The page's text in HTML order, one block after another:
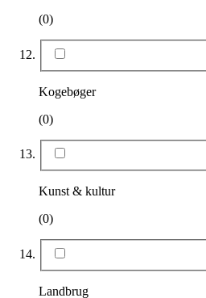
(0)
Kogebøger
(0)
Kunst & kultur
(0)
Landbrug